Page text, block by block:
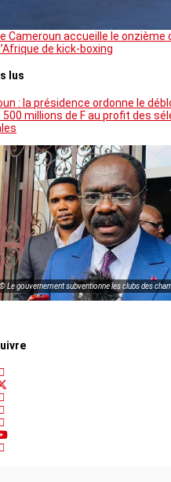
Cameroun accueille le onzième
de kick-boxing
lus
: la présidence ordonne le
500 millions de F au profit des
© Le gouvernement subventionne les clubs des